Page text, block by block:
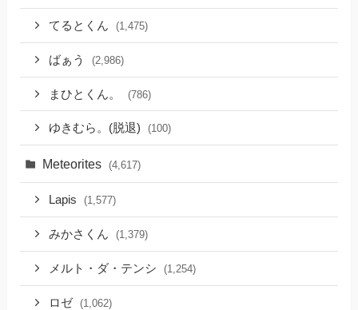
てるとくん (1,475)
ばぁう (2,986)
まひとくん。 (786)
ゆきむら。(脱退) (100)
Meteorites (4,617)
Lapis (1,577)
みかさくん (1,379)
メルト・ダ・テンシ (1,254)
ロゼ (1,062)